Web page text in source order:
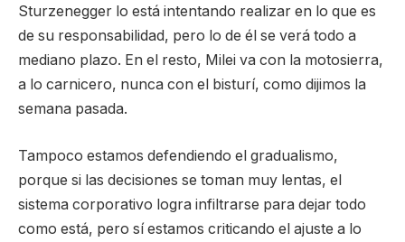
Sturzenegger lo está intentando realizar en lo que es
de su responsabilidad, pero lo de él se verá todo a
mediano plazo. En el resto, Milei va con la motosierra,
a lo carnicero, nunca con el bisturí, como dijimos la
semana pasada.
Tampoco estamos defendiendo el gradualismo,
porque si las decisiones se toman muy lentas, el
sistema corporativo logra infiltrarse para dejar todo
como está, pero sí estamos criticando el ajuste a lo